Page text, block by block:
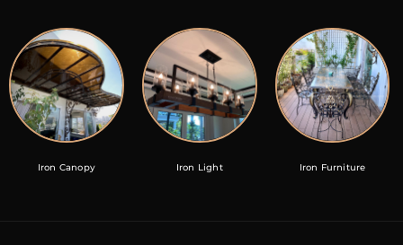
Iron Canopy Iron Light Iron Furniture